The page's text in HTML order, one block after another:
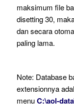
maksimum file
disetting 30,
dan secara
paling lama.
Note: Database
extensionnya
menuC:\aol-